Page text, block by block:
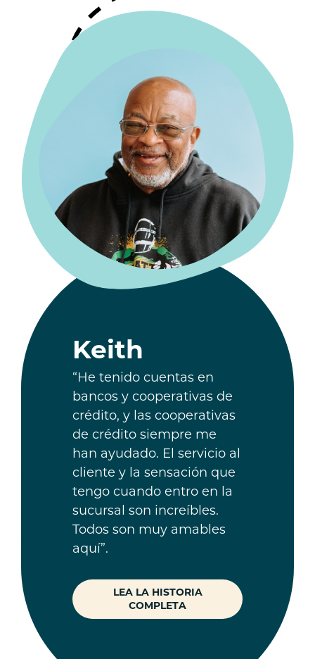
Keith
“He tenido cuentas en
bancos y cooperativas de
crédito, y las cooperativas
de crédito siempre me
han ayudado. El servicio al
cliente y la sensación que
tengo cuando entro en la
sucursal son increíbles.
Todos son muy amables
aquí”.
LEA LA HISTORIA
COMPLETA